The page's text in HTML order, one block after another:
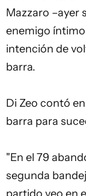
Mazzaro –ayer
enemigo
intención de
barra.
Di Zeo contó
barra para
"En el 79
segunda